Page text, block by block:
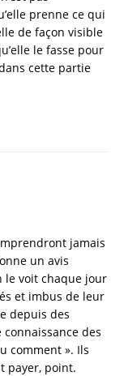
prenne ce qui
de façon visible
le fasse pour
cette partie
jamais
un avis
le voit chaque jour
et imbus de leur
depuis des
des
comment ». Ils
payer, point.